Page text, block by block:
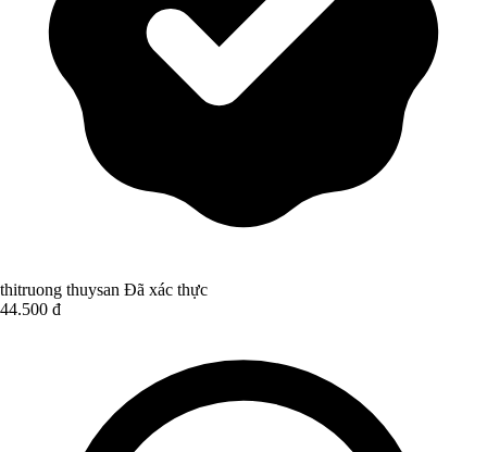
thitruong thuysan Đã xác thực
44.500 đ